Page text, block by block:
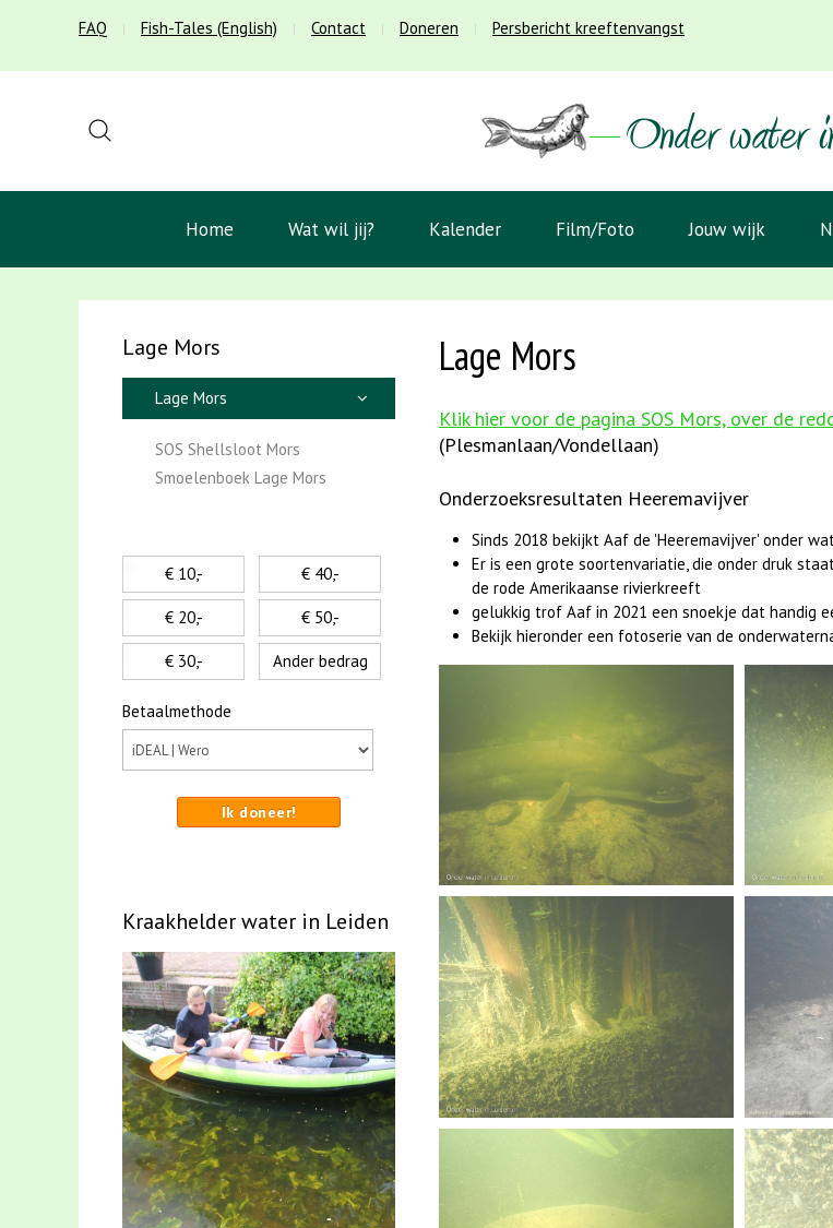
FAQ Fish-Tales (English) Contact Doneren Persbericht kreeftenvangst
Home Wat wil jij? Kalender Film/Foto Jouw wijk
Lage Mors
Klik hier voor de pagina SOS Mors, over de
(Plesmanlaan/Vondellaan)
Onderzoeksresultaten Heeremavijver
Sinds 2018 bekijkt Aaf de 'Heeremavijver' onder
Er is een grote soortenvariatie, die onder druk
de rode Amerikaanse rivierkreeft
gelukkig trof Aaf in 2021 een snoekje dat handig
Bekijk hieronder een fotoserie van de
Lage Mors
Lage Mors
SOS Shellsloot Mors
Smoelenboek Lage Mors
€ 10,-
€ 20,-
€ 30,-
€ 40,-
€ 50,-
Ander bedrag
Betaalmethode
Ik doneer!
Kraakhelder water in Leiden